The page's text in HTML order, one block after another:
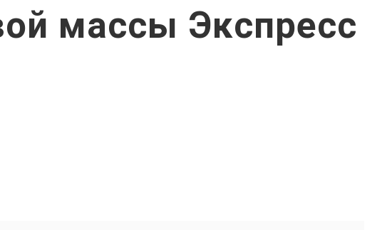
массы Экспресс